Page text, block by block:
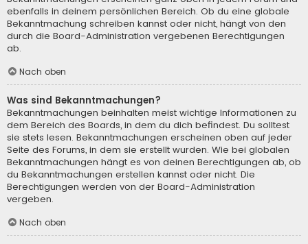
ebenfalls in deinem persönlichen Bereich. Ob du eine globale
Bekanntmachung schreiben kannst oder nicht, hängt von den
durch die Board-Administration vergebenen Berechtigungen
ab.
Nach oben
Was sind Bekanntmachungen?
Bekanntmachungen beinhalten meist wichtige Informationen zu
dem Bereich des Boards, in dem du dich befindest. Du solltest
sie stets lesen. Bekanntmachungen erscheinen oben auf jeder
Seite des Forums, in dem sie erstellt wurden. Wie bei globalen
Bekanntmachungen hängt es von deinen Berechtigungen ab, ob
du Bekanntmachungen erstellen kannst oder nicht. Die
Berechtigungen werden von der Board-Administration
vergeben.
Nach oben